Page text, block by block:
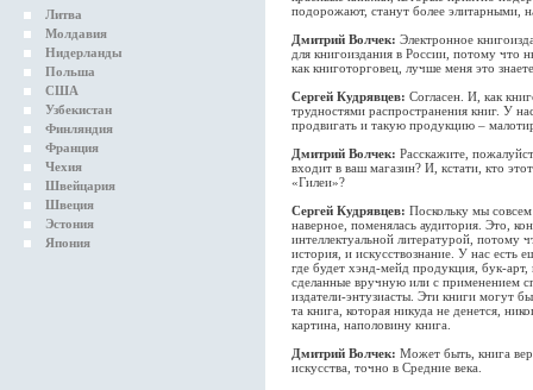
Литва
Молдавия
Нидерланды
Польша
США
Узбекистан
Финляндия
Франция
Чехия
Швейцария
Швеция
Эстония
Япония
подорожают, станут более элитарными,
Дмитрий Волчек: Электронное
для книгоиздания в России, потому что
как книготорговец, лучше меня это
Сергей Кудрявцев: Согласен. И, как
трудностями распространения книг. У
продвигать и такую продукцию –
Дмитрий Волчек: Расскажите,
входит в ваш магазин? И, кстати, кто
«Гилеи»?
Сергей Кудрявцев: Поскольку мы
наверное, поменялась аудитория. Это,
интеллектуальной литературой, потому
история, и искусствознание. У нас есть
где будет хэнд-мейд продукция, бук-
сделанные вручную или с применением
издатели-энтузиасты. Эти книги могут
та книга, которая никуда не денется,
картина, наполовину книга.
Дмитрий Волчек: Может быть, книга
искусства, точно в Средние века.